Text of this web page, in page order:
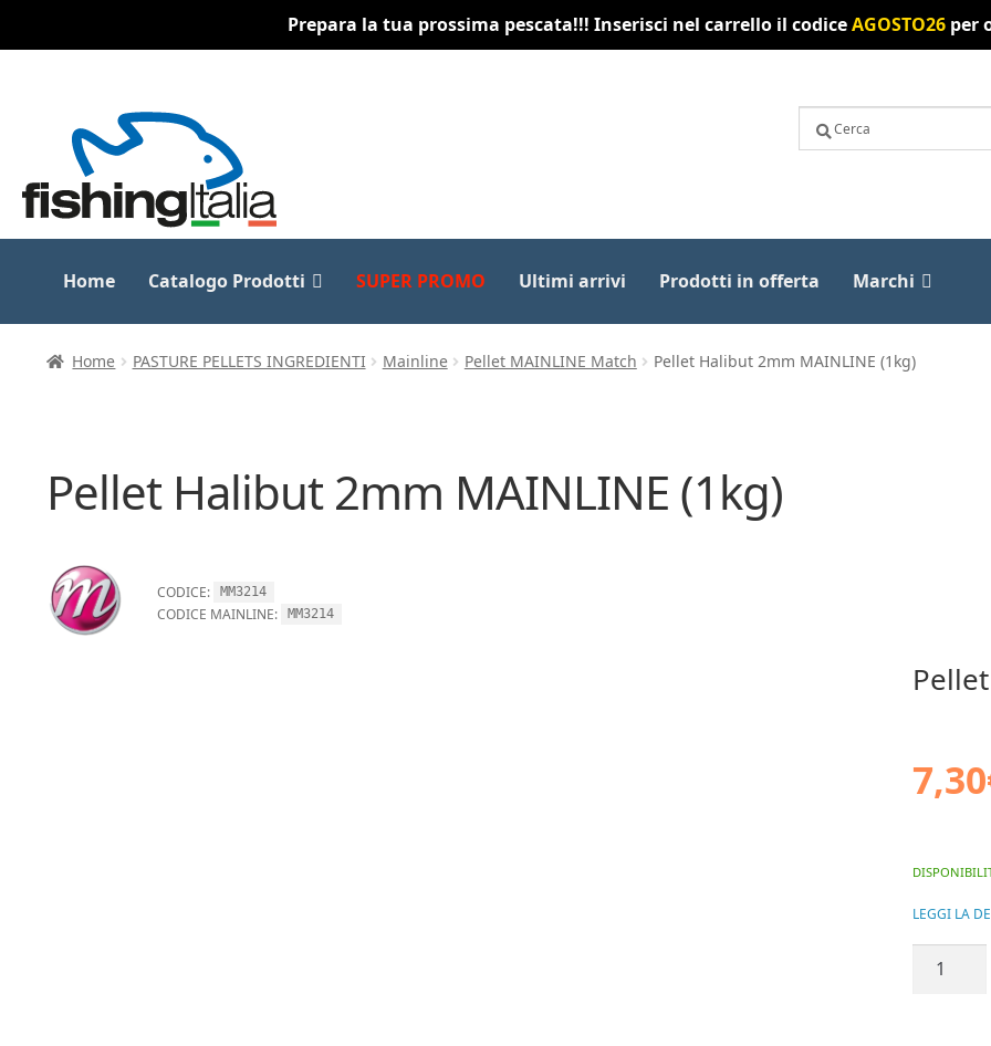
Prepara la tua prossima pescata!!! Inserisci nel carrello il codiceAGOSTO26per
navigazione
contenuto
Home Catalogo Prodotti SUPER PROMO Ultimi arrivi Prodotti in offerta Marchi
Home PASTURE PELLETS INGREDIENTI Mainline Pellet MAINLINE Match Pellet Halibut 2mm MAINLINE (1kg)
Pellet Halibut 2mm MAINLINE (1kg)
CODICE: MM3214
CODICE MAINLINE: MM3214
7,30
LEGGI LA
Pellet